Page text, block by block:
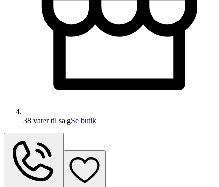
38 varertil salgSe butik